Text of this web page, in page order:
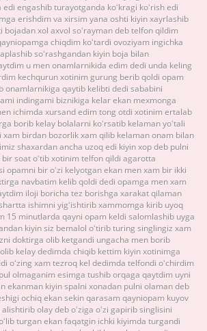
engashib turayotganda koʻkragi koʻrish edi
erishdim va xirsim yana oshti kiyin xayrlashib
bojadan xol axvol soʻrayman deb telfon qildim
chiqdim koʻtardi ovoziyam ingichka
soʻrashgandan kiyin boja bilan
u men onamlarnikida edim dedi unda keling
kechqurun xotinim gurung berib qoldi opam
onamlarnikiga qaytib kelibti dedi sababini
indingami biznikiga kelar ekan mexmonga
ichimda xursand edim tong otdi xotinim ertalab
borib kelay bolalarni koʻrsatib kelaman yoʻtali
xam birdan bozorlik xam qilib kelaman onam bilan
shaxardan ancha uzoq edi kiyin xop deb pulni
soat oʻtib xotinim telfon qildi agarotta
opamni bir oʻzi kelyotgan ekan men xam bir ikki
navbatim kelib qoldi dedi opamga men xam
iloji boricha tez borishga xarakat qilaman
ishimni yigʻishtirib xammomga kirib uyoq
15 minutlarda qayni opam keldi salomlashib uyga
kiyin siz bemalol oʻtirib turing singlingiz xam
doktirga olib ketgandi ungacha men borib
kelay dedimda chiqib kettim kiyin xotinimga
oʻzing xam tezroq kel dedimda telfondi oʻchirdim
olmaganim esimga tushib orqaga qaytdim uyni
ekanman kiyin spalni xonadan pulni olaman deb
ochiq ekan sekin qarasam qayniopam kuyov
olay deb oʻziga oʻzi gapirib singlisini
turgan ekan faqatgin ichki kiyimda turgandi